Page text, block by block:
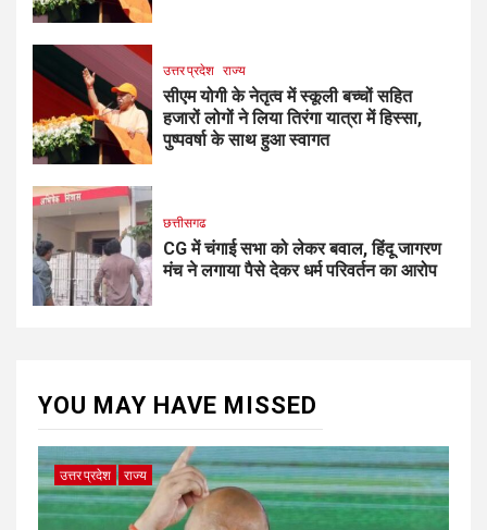
उत्तर प्रदेश राज्य
सीएम योगी के नेतृत्व में स्कूली बच्चों सहित
हजारों लोगों ने लिया तिरंगा यात्रा में हिस्सा,
पुष्पवर्षा के साथ हुआ स्वागत
छत्तीसगढ
CG में चंगाई सभा को लेकर बवाल, हिंदू जागरण
मंच ने लगाया पैसे देकर धर्म परिवर्तन का आरोप
YOU MAY HAVE MISSED
उत्तर प्रदेश राज्य